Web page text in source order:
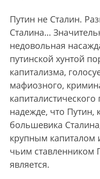
Путин не Сталин.
Сталина…
недовольная
путинской хунтой
капитализма,
мафиозного,
капиталистического
надежде, что Путин,
большевика
крупным капиталом
чьим ставленником
является.